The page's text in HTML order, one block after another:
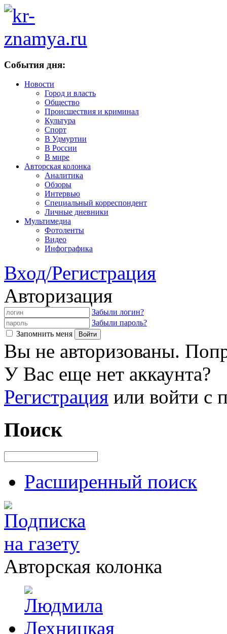
События дня:
Новости
Город и власть
Общество
Происшествия и криминал
Культура
Спорт
В Удмуртии
В России
В мире
Авторская колонка
Аналитика
Обзоры
Интервью
Специальный корреспондент
Личные дневники
Мультимедиа
Фотоленты
Видео
Инфографика
Вход/Регистрация
Авторизация
Забыли логин?
Забыли пароль?
Запомнить меня
Вы не авторизованы.
У Вас еще нет аккаунта?
Регистрация или войти с
Поиск
Расширенный поиск
Авторская колонка